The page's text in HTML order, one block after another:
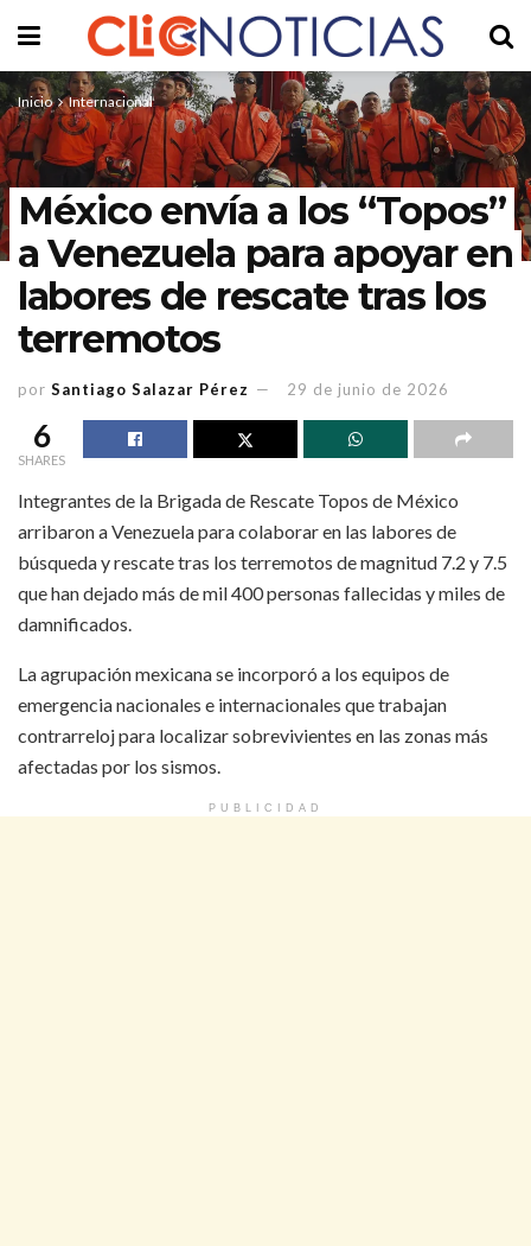
Inicio Internacional
México envía a los “Topos”
a Venezuela para apoyar en
labores de rescate tras los
terremotos
por Santiago Salazar Pérez 29 de junio de 2026
6
SHARES
Integrantes de la Brigada de Rescate Topos de México
arribaron a Venezuela para colaborar en las labores de
búsqueda y rescate tras los terremotos de magnitud 7.2 y 7.5
que han dejado más de mil 400 personas fallecidas y miles de
damnificados.
La agrupación mexicana se incorporó a los equipos de
emergencia nacionales e internacionales que trabajan
contrarreloj para localizar sobrevivientes en las zonas más
afectadas por los sismos.
PUBLICIDAD